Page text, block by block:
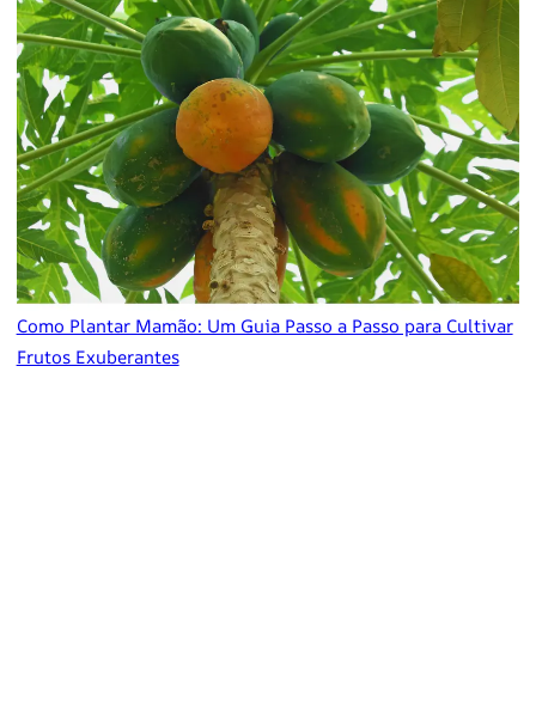
Como Plantar Mamão: Um Guia Passo a Passo para Cultivar
Frutos Exuberantes